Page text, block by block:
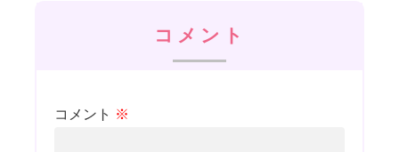
コメント
コメント ※